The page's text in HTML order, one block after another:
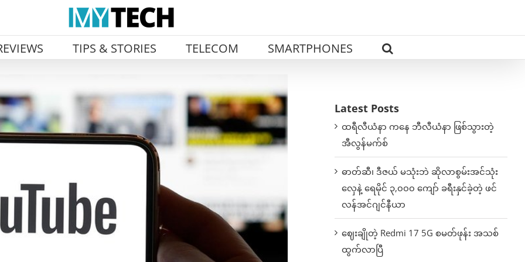
TIPS & STORIES TELECOM SMARTPHONES
Latest Posts
ထရီလီယံနာ ကနေ ဘီလီယံနာ ဖြစ်သွားတဲ့
အီလွန်မက်စ်
ဓာတ်ဆီ၊ ဒီဇယ် မသုံးဘဲ ဆိုလာစွမ်းအင်သုံး
လှေနဲ့ ရေမိုင် ၃,၀၀၀ ကျော် ခရီးနှင်ခဲ့တဲ့ ဖင်
လန်အင်ဂျင်နီယာ
ဈေးချိုတဲ့ Redmi 17 5G စမတ်ဖုန်း အသစ်
ထွက်လာပြီ